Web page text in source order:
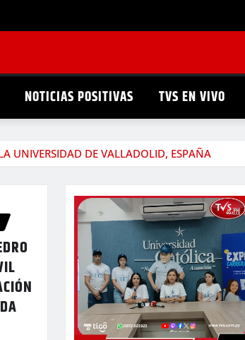
NOTICIAS POSITIVAS TVS EN VIVO
UNIVERSIDAD DE VALLADOLID, ESPAÑA